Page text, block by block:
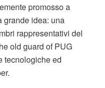
promosso a
grande idea: una
rappresentativi del
old guard of PUG
tecnologiche ed